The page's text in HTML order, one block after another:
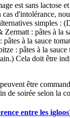
est sans lactose
d'intolérance,
simples :
Zermatt : pâtes à la
à la sauce
: pâtes à la sauce
Cela doit être
être
de soirée selon la
entre les